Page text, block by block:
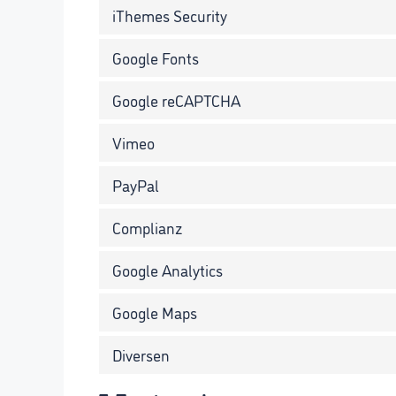
iThemes Security
Google Fonts
Google reCAPTCHA
Vimeo
PayPal
Complianz
Google Analytics
Google Maps
Diversen